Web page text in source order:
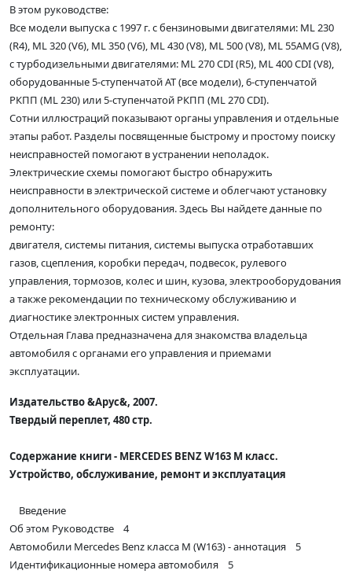
В этом руководстве:
Все модели выпуска с 1997 г. с бензиновыми двигателями: ML 230
(R4), ML 320 (V6), ML 350 (V6), ML 430 (V8), ML 500 (V8), ML 55AMG (V8),
с турбодизельными двигателями: ML 270 CDI (R5), ML 400 CDI (V8),
оборудованные 5-ступенчатой АТ (все модели), 6-ступенчатой
РКПП (ML 230) или 5-ступенчатой РКПП (ML 270 CDI).
Сотни иллюстраций показывают органы управления и отдельные
этапы работ. Разделы посвященные быстрому и простому поиску
неисправностей помогают в устранении неполадок.
Электрические схемы помогают быстро обнаружить
неисправности в электрической системе и облегчают установку
дополнительного оборудования. Здесь Вы найдете данные по
ремонту:
двигателя, системы питания, системы выпуска отработавших
газов, сцепления, коробки передач, подвесок, рулевого
управления, тормозов, колес и шин, кузова, электрооборудования
а также рекомендации по техническому обслуживанию и
диагностике электронных систем управления.
Отдельная Глава предназначена для знакомства владельца
автомобиля с органами его управления и приемами
эксплуатации.
Издательство &Арус&, 2007.
Твердый переплет, 480 стр.
Содержание книги - MERCEDES BENZ W163 M класс.
Устройство, обслуживание, ремонт и эксплуатация
Введение
Об этом Руководстве 4
Автомобили Mercedes Benz класса М (W163) - аннотация 5
Идентификационные номера автомобиля 5